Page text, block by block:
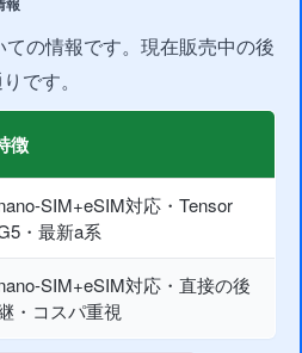
報
ての情報です。現在販売中の後
です。
徴
SIM+eSIM対応・Tensor
・最新a系
SIM+eSIM対応・直接の後
・コスパ重視